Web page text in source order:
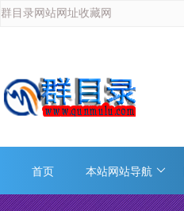
群目录网站网址收藏网
首页 本站网站导航